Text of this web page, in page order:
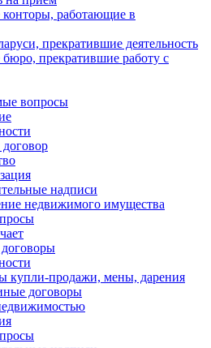
работающие в
прекратившие деятельность
прекратившие работу с
вопросы
надписи
недвижимого имущества
купли-продажи, мены, дарения
договоры